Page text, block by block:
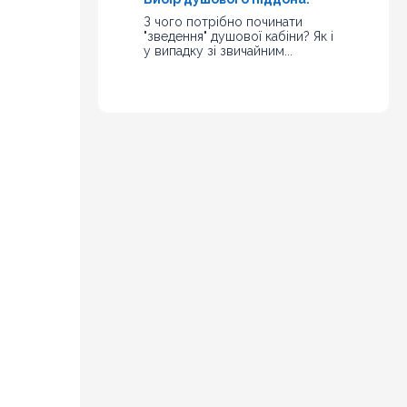
З чого потрібно починати
"зведення" душової кабіни? Як і
у випадку зі звичайним...